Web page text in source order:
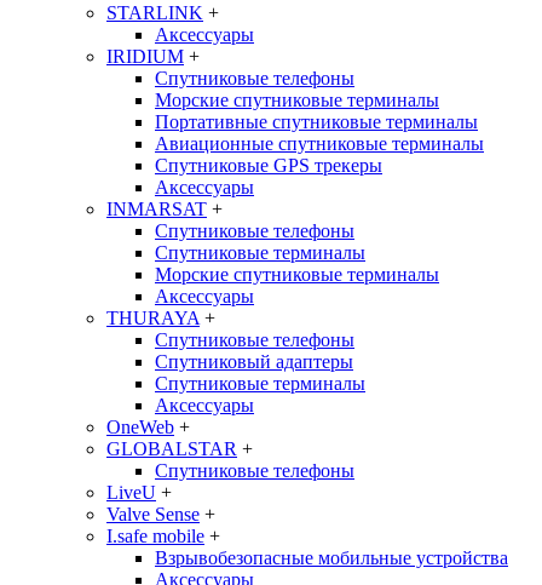
STARLINK +
Аксессуары
IRIDIUM +
Спутниковые телефоны
Морские спутниковые терминалы
Портативные спутниковые терминалы
Авиационные спутниковые терминалы
Спутниковые GPS трекеры
Аксессуары
INMARSAT +
Спутниковые телефоны
Спутниковые терминалы
Морские спутниковые терминалы
Аксессуары
THURAYA +
Спутниковые телефоны
Спутниковый адаптеры
Спутниковые терминалы
Аксессуары
OneWeb +
GLOBALSTAR +
Спутниковые телефоны
LiveU +
Valve Sense +
I.safe mobile +
Взрывобезопасные мобильные устройства
Аксессуары